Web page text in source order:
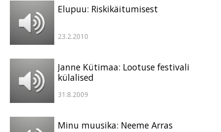
Elupuu: Riskikäitumisest
23.2.2010
Janne Kütimaa: Lootuse festivali
külalised
31.8.2009
Minu muusika: Neeme Arras